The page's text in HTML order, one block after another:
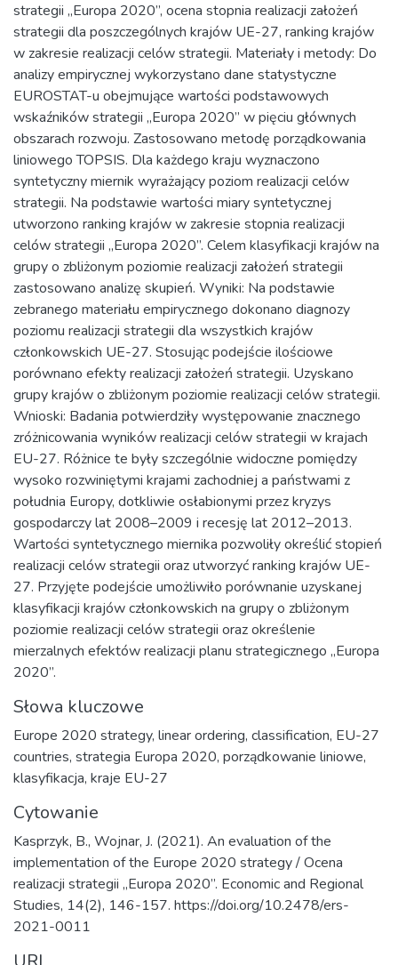
strategii „Europa 2020”, ocena stopnia realizacji założeń
strategii dla poszczególnych krajów UE-27, ranking krajów
w zakresie realizacji celów strategii. Materiały i metody: Do
analizy empirycznej wykorzystano dane statystyczne
EUROSTAT-u obejmujące wartości podstawowych
wskaźników strategii „Europa 2020” w pięciu głównych
obszarach rozwoju. Zastosowano metodę porządkowania
liniowego TOPSIS. Dla każdego kraju wyznaczono
syntetyczny miernik wyrażający poziom realizacji celów
strategii. Na podstawie wartości miary syntetycznej
utworzono ranking krajów w zakresie stopnia realizacji
celów strategii „Europa 2020”. Celem klasyfikacji krajów na
grupy o zbliżonym poziomie realizacji założeń strategii
zastosowano analizę skupień. Wyniki: Na podstawie
zebranego materiału empirycznego dokonano diagnozy
poziomu realizacji strategii dla wszystkich krajów
członkowskich UE-27. Stosując podejście ilościowe
porównano efekty realizacji założeń strategii. Uzyskano
grupy krajów o zbliżonym poziomie realizacji celów strategii.
Wnioski: Badania potwierdziły występowanie znacznego
zróżnicowania wyników realizacji celów strategii w krajach
EU-27. Różnice te były szczególnie widoczne pomiędzy
wysoko rozwiniętymi krajami zachodniej a państwami z
południa Europy, dotkliwie osłabionymi przez kryzys
gospodarczy lat 2008–2009 i recesję lat 2012–2013.
Wartości syntetycznego miernika pozwoliły określić stopień
realizacji celów strategii oraz utworzyć ranking krajów UE-
27. Przyjęte podejście umożliwiło porównanie uzyskanej
klasyfikacji krajów członkowskich na grupy o zbliżonym
poziomie realizacji celów strategii oraz określenie
mierzalnych efektów realizacji planu strategicznego „Europa
2020”.
Słowa kluczowe
Europe 2020 strategy, linear ordering, classification, EU-27
countries, strategia Europa 2020, porządkowanie liniowe,
klasyfikacja, kraje EU-27
Cytowanie
Kasprzyk, B., Wojnar, J. (2021). An evaluation of the
implementation of the Europe 2020 strategy / Ocena
realizacji strategii „Europa 2020”. Economic and Regional
Studies, 14(2), 146-157. https://doi.org/10.2478/ers-
2021-0011